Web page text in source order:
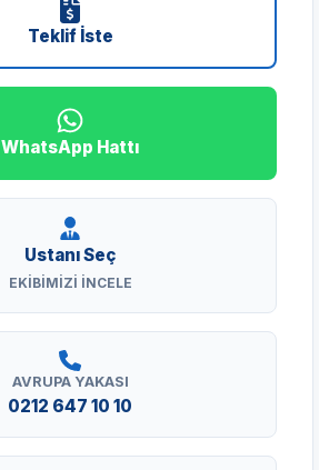
Teklif İste
WhatsApp Hattı
Ustanı Seç
EKIBIMIZI İNCELE
AVRUPA YAKASI
0212 647 10 10